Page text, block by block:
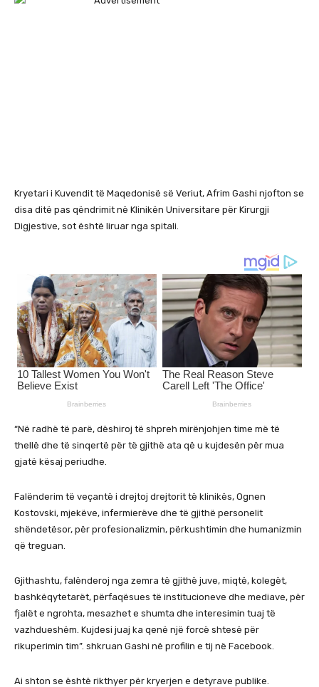
Kryetari i Kuvendit të Maqedonisë së Veriut, Afrim Gashi njofton se
disa ditë pas qëndrimit në Klinikën Universitare për Kirurgji
Digjestive, sot është liruar nga spitali.
“Në radhë të parë, dëshiroj të shpreh mirënjohjen time më të
thellë dhe të sinqertë për të gjithë ata që u kujdesën për mua
gjatë kësaj periudhe.
Falënderim të veçantë i drejtoj drejtorit të klinikës, Ognen
Kostovski, mjekëve, infermierëve dhe të gjithë personelit
shëndetësor, për profesionalizmin, përkushtimin dhe humanizmin
që treguan.
Gjithashtu, falënderoj nga zemra të gjithë juve, miqtë, kolegët,
bashkëqytetarët, përfaqësues të institucioneve dhe mediave, për
fjalët e ngrohta, mesazhet e shumta dhe interesimin tuaj të
vazhdueshëm. Kujdesi juaj ka qenë një forcë shtesë për
rikuperimin tim”. shkruan Gashi në profilin e tij në Facebook.
Ai shton se është rikthyer për kryerjen e detyrave publike.